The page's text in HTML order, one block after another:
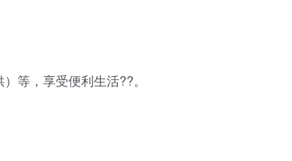
等，享受便利生活??。